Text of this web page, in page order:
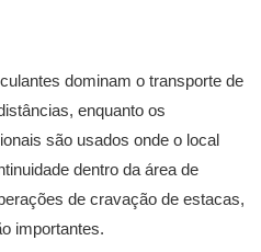
dominam o transporte de
enquanto os
são usados ​​onde o local
dentro da área de
de cravação de estacas,
importantes.